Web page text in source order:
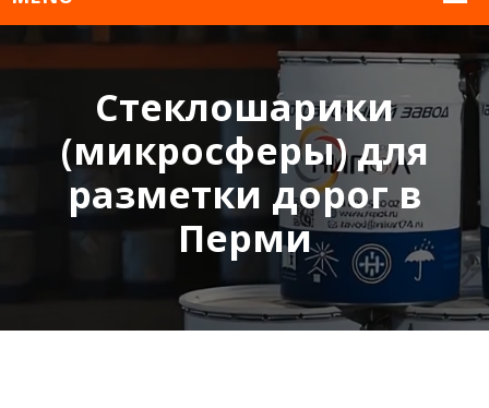
Стеклошарики
(микросферы) для
разметки дорог в
Перми